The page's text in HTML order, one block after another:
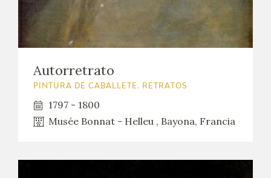
Autorretrato
PINTURA DE CABALLETE. RETRATOS
1797 - 1800
Musée Bonnat - Helleu , Bayona, Francia